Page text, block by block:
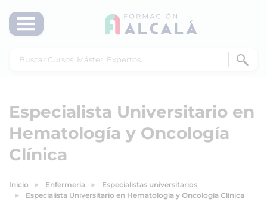
Especialista Universitario en
Hematología y Oncología
Clínica
Inicio Enfermería
Especialistas universitarios
Especialista Universitario en Hematología y Oncología Clínica